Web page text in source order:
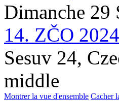
Dimanche 29
14. ZČO 2024
Sesuv 24,
middle
Montrer la vue d'ensemble Cacher